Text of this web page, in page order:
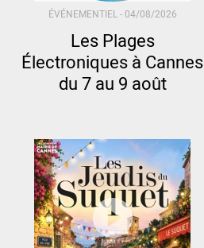
ÉVÉNEMENTIEL - 04/08/2026
Les Plages
Électroniques à Cannes
du 7 au 9 août